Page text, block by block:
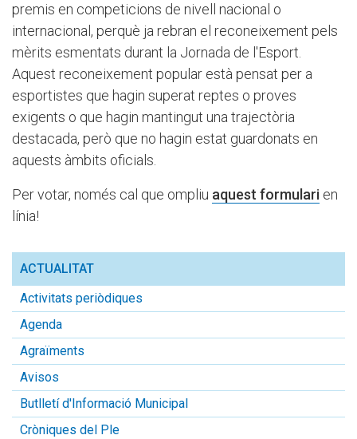
premis en competicions de nivell nacional o
internacional, perquè ja rebran el reconeixement pels
mèrits esmentats durant la Jornada de l'Esport.
Aquest reconeixement popular està pensat per a
esportistes que hagin superat reptes o proves
exigents o que hagin mantingut una trajectòria
destacada, però que no hagin estat guardonats en
aquests àmbits oficials.
Per votar, només cal que ompliu aquest formulari en
línia!
ACTUALITAT
Activitats periòdiques
Agenda
Agraïments
Avisos
Butlletí d'Informació Municipal
Cròniques del Ple